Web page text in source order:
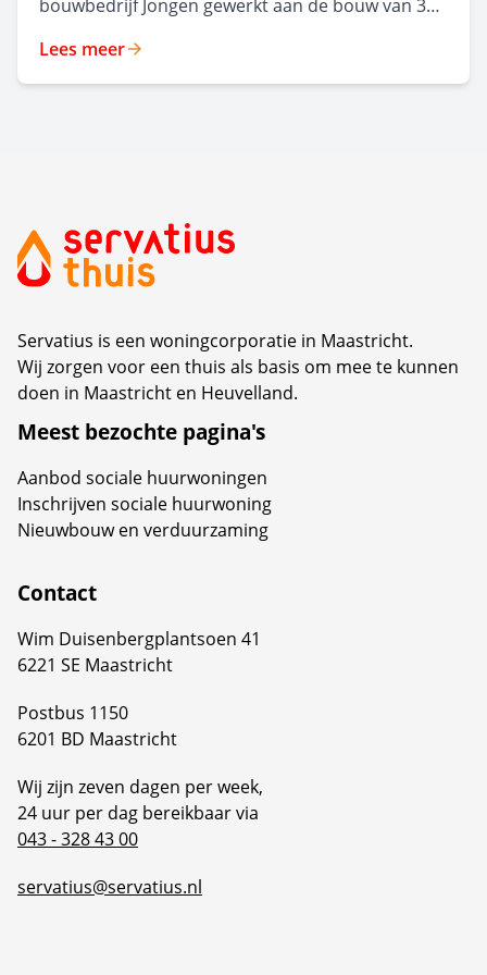
bouwbedrijf Jongen gewerkt aan de bouw van 35
levensloopbestendige huurappartementen in
Malpertuis. Het nieuwe appartementencomplex,
oplevering van dit nieuwe complex werd gevierd.
Lees meer
Servatius is een woningcorporatie in Maastricht.
Wij zorgen voor een thuis als basis om mee te kunnen
doen in Maastricht en Heuvelland.
Meest bezochte pagina's
Aanbod sociale huurwoningen
Inschrijven sociale huurwoning
Nieuwbouw en verduurzaming
Contact
Wim Duisenbergplantsoen 41
6221 SE Maastricht
Postbus 1150
6201 BD Maastricht
Wij zijn zeven dagen per week,
24 uur per dag bereikbaar via
043 - 328 43 00
servatius@servatius.nl